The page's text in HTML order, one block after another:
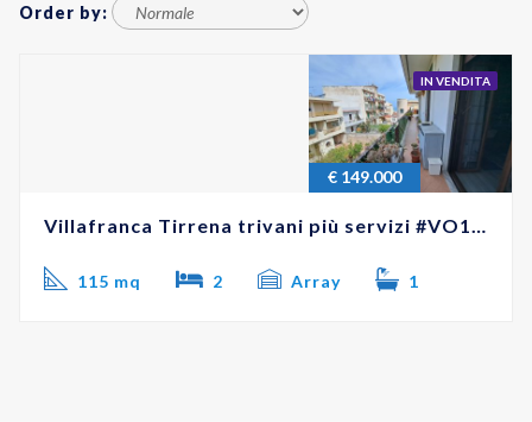
Order by:
IN VENDITA
€ 149.000
Villafranca Tirrena trivani più servizi #VO18191
115 mq 2 Array 1